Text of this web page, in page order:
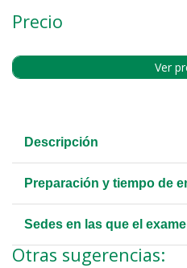
Precio
Ver
Descripción
Preparación y tiempo de
Sedes en las que el
Otras sugerencias: